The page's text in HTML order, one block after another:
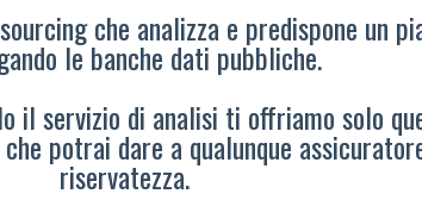
che analizza e predispone un
le banche dati pubbliche.
il servizio di analisi ti offriamo solo
potrai dare a qualunque
riservatezza.